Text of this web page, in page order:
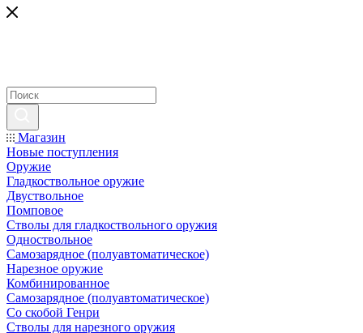
Магазин
Новые поступления
Оружие
Гладкоствольное оружие
Двуствольное
Помповое
Стволы для гладкоствольного оружия
Одноствольное
Самозарядное (полуавтоматическое)
Нарезное оружие
Комбинированное
Самозарядное (полуавтоматическое)
Со скобой Генри
Стволы для нарезного оружия